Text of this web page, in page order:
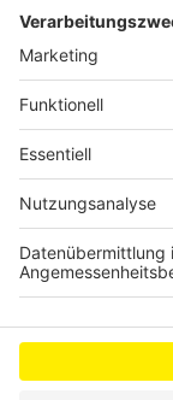
Anzeige
Anzeige